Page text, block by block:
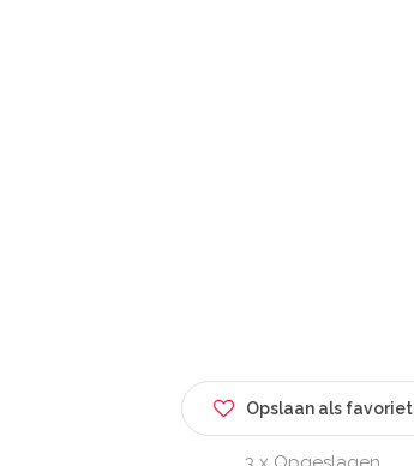
Opslaan als favoriet